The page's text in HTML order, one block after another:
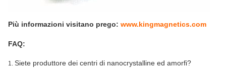
Più informazioni visitano prego: www.kingmagnetics.com
FAQ:
1. Siete produttore dei centri di nanocrystalline ed amorfi?